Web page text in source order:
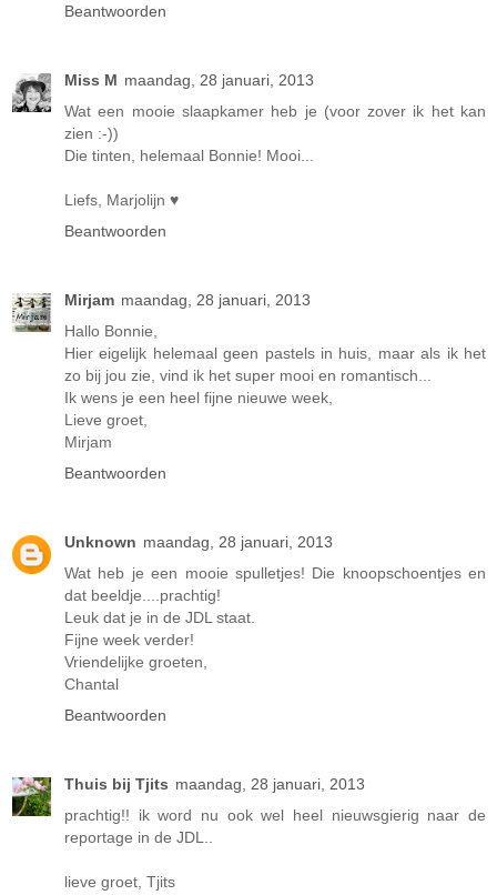
Beantwoorden
Miss M maandag, 28 januari, 2013
Wat een mooie slaapkamer heb je (voor zover ik het kan
zien :-))
Die tinten, helemaal Bonnie! Mooi...
Liefs, Marjolijn ♥
Beantwoorden
Mirjam maandag, 28 januari, 2013
Hallo Bonnie,
Hier eigelijk helemaal geen pastels in huis, maar als ik het
zo bij jou zie, vind ik het super mooi en romantisch...
Ik wens je een heel fijne nieuwe week,
Lieve groet,
Mirjam
Beantwoorden
Unknown maandag, 28 januari, 2013
Wat heb je een mooie spulletjes! Die knoopschoentjes en
dat beeldje....prachtig!
Leuk dat je in de JDL staat.
Fijne week verder!
Vriendelijke groeten,
Chantal
Beantwoorden
Thuis bij Tjits maandag, 28 januari, 2013
prachtig!! ik word nu ook wel heel nieuwsgierig naar de
reportage in de JDL..
lieve groet, Tjits